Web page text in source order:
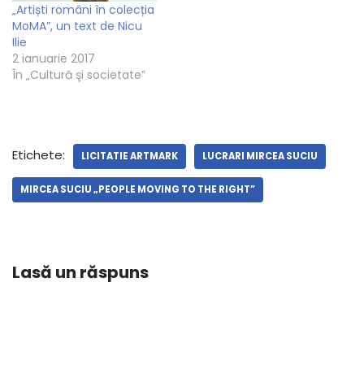
„Artiști români în colecția
MoMA”, un text de Nicu
Ilie
2 ianuarie 2017
În „Cultură şi societate”
Etichete: LICITATIE ARTMARK LUCRARI MIRCEA SUCIU
MIRCEA SUCIU „PEOPLE MOVING TO THE RIGHT”
Lasă un răspuns